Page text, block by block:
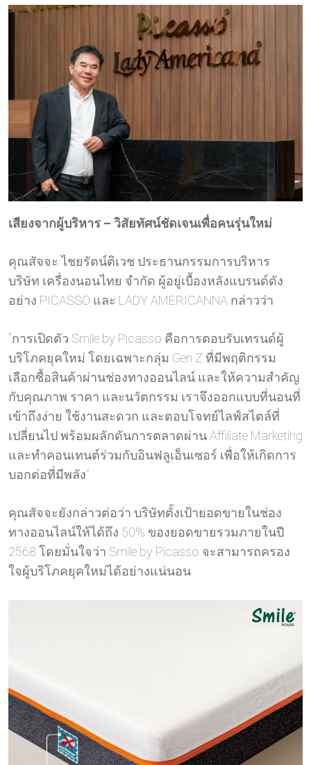
เสียงจากผู้บริหาร – วิสัยทัศน์ชัดเจนเพื่อคนรุ่นใหม่
คุณสัจจะ ไชยรัตน์ติเวช ประธานกรรมการบริหาร
บริษัท เครื่องนอนไทย จำกัด ผู้อยู่เบื้องหลังแบรนด์ดัง
อย่าง PICASSO และ LADY AMERICANNA กล่าวว่า
“การเปิดตัว Smile by Picasso คือการตอบรับเทรนด์ผู้
บริโภคยุคใหม่ โดยเฉพาะกลุ่ม Gen Z ที่มีพฤติกรรม
เลือกซื้อสินค้าผ่านช่องทางออนไลน์ และให้ความสำคัญ
กับคุณภาพ ราคา และนวัตกรรม เราจึงออกแบบที่นอนที่
เข้าถึงง่าย ใช้งานสะดวก และตอบโจทย์ไลฟ์สไตล์ที่
เปลี่ยนไป พร้อมผลักดันการตลาดผ่าน Affiliate Marketing
และทำคอนเทนต์ร่วมกับอินฟลูเอ็นเซอร์ เพื่อให้เกิดการ
บอกต่อที่มีพลัง”
คุณสัจจะยังกล่าวต่อว่า บริษัทตั้งเป้ายอดขายในช่อง
ทางออนไลน์ให้ได้ถึง 50% ของยอดขายรวมภายในปี
2568 โดยมั่นใจว่า Smile by Picasso จะสามารถครอง
ใจผู้บริโภคยุคใหม่ได้อย่างแน่นอน